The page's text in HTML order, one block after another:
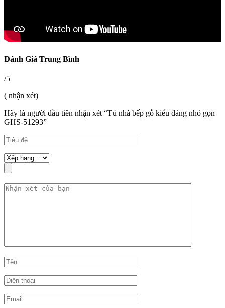
Đánh Giá Trung Bình
/5
( nhận xét)
Hãy là người đầu tiên nhận xét “Tủ nhà bếp gỗ kiểu dáng nhỏ gọn
GHS-51293”